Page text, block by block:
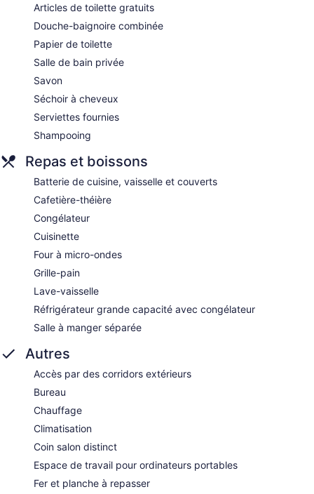
Articles de toilette gratuits
Douche-baignoire combinée
Papier de toilette
Salle de bain privée
Savon
Séchoir à cheveux
Serviettes fournies
Shampooing
Repas et boissons
Batterie de cuisine, vaisselle et couverts
Cafetière-théière
Congélateur
Cuisinette
Four à micro-ondes
Grille-pain
Lave-vaisselle
Réfrigérateur grande capacité avec congélateur
Salle à manger séparée
Autres
Accès par des corridors extérieurs
Bureau
Chauffage
Climatisation
Coin salon distinct
Espace de travail pour ordinateurs portables
Fer et planche à repasser